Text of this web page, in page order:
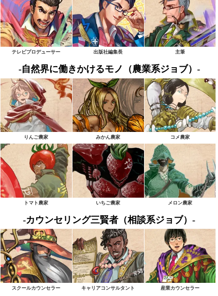
テレビプロデューサー 出版社編集長 主筆
-自然界に働きかけるモノ（農業系ジョブ）-
りんご農家 みかん農家 コメ農家
トマト農家 いちご農家 メロン農家
-カウンセリング三賢者（相談系ジョブ）-
スクールカウンセラー キャリアコンサルタント 産業カウンセラー